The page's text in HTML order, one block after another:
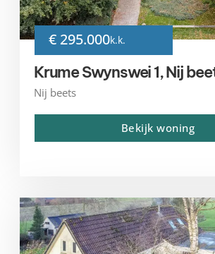
€ 295.000k.k.
Krume Swynswei 1, Nij
Nij beets
Bekijk woning